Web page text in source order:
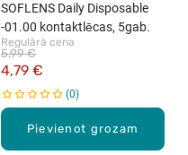
Pievienot grozam
SOFLENS Daily Disposable
-01.00 kontaktlēcas, 5gab.
Regulārā cena
4,79 €
5,99 €
0